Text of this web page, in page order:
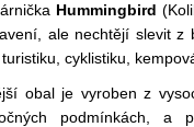
Hummingbird
ale nechtějí slevit z
cyklistiku,
obal je vyroben z
podmínkách, a